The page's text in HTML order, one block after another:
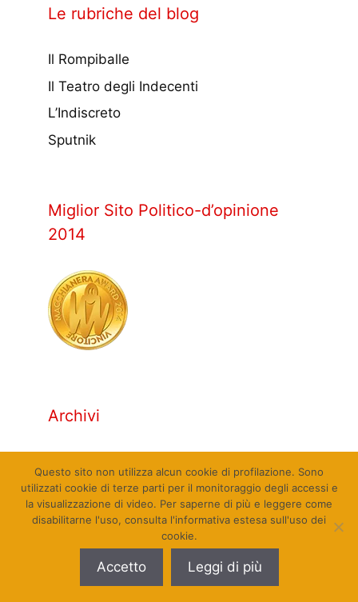
Le rubriche del blog
Il Rompiballe
Il Teatro degli Indecenti
L’Indiscreto
Sputnik
Miglior Sito Politico-d’opinione
2014
Archivi
© Qualcosa di Sinistra 2010 - 2026. Tutti i diritti
riservati. Sito web realizzato da Pierpaolo Farina
Questo sito non utilizza alcun cookie di profilazione. Sono
utilizzati cookie di terze parti per il monitoraggio degli accessi e
la visualizzazione di video. Per saperne di più e leggere come
disabilitarne l'uso, consulta l'informativa estesa sull'uso dei
cookie.
Accetto Leggi di più